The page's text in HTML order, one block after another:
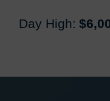
Day High: